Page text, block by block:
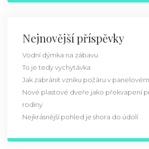
Nejnovější příspěvky
Vodní dýmka na zábavu
To je tedy vychytávka
Jak zabránit vzniku požáru v
Nové plastové dveře jako překvapení
rodiny
Nejkrásnější pohled je shora do údolí